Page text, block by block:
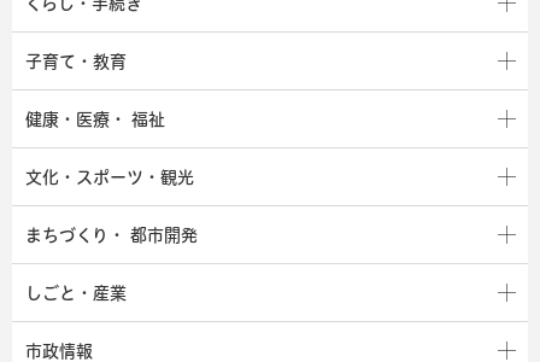
子育て・教育
健康・医療・ 福祉
文化・スポーツ・観光
まちづくり・ 都市開発
しごと・産業
市政情報